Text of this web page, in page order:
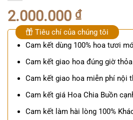
2.000.000 ₫
Tiêu chí của chúng tôi
Cam kết dùng 100% hoa tươi
Cam kết giao hoa đúng giờ
Cam kết giao hoa miễn phí nội
Cam kết giá Hoa Chia Buồn
Cam kết làm hài lòng 100%